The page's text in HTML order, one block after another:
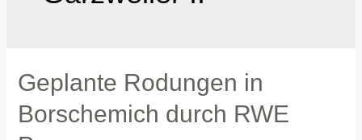
Geplante Rodungen in
Borschemich durch RWE